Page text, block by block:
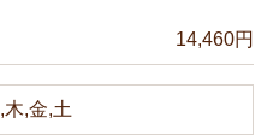
14,460円
木,金,土